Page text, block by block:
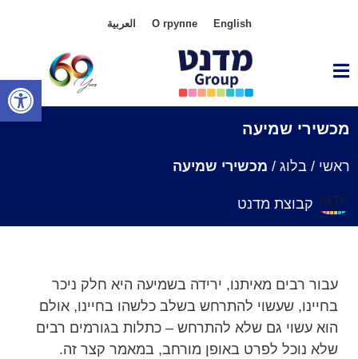
פתח
English
О группе العربية
מכשירי שמיעה
ראשי / בלוג / מכשירי שמיעה
קבוצת מדנט
עבור רבים מאיתנו, ירידה בשמיעה היא חלק ניכר
בחיינו, שעשוי להתרחש בשלב כלשהו בחיינו, אולם
הוא עשוי גם שלא להתרחש – כתלות בגורמים רבים
שלא נוכל לפרט באופן מורחב, במאמר קצר זה.